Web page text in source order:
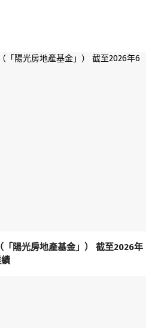
「陽光房地產基金」） 截至2026年